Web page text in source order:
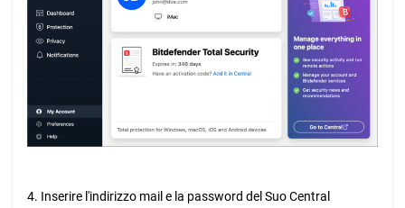
4. Inserire l'indirizzo mail e la password del Suo Central